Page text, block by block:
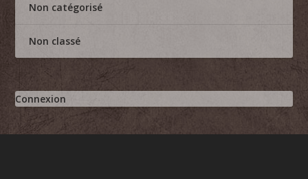
Non catégorisé
Non classé
Connexion